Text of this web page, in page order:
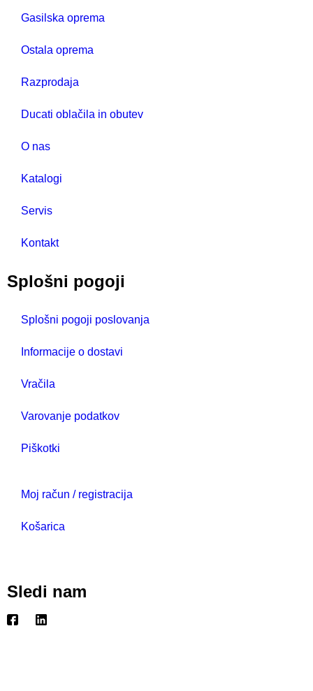
Gasilska oprema
Ostala oprema
Razprodaja
Ducati oblačila in obutev
O nas
Katalogi
Servis
Kontakt
Splošni pogoji
Splošni pogoji poslovanja
Informacije o dostavi
Vračila
Varovanje podatkov
Piškotki
Moj račun / registracija
Košarica
Sledi nam